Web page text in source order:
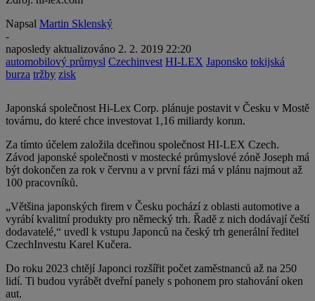
Napsal Martin Sklenský
-
naposledy aktualizováno 2. 2. 2019 22:20
automobilový průmysl Czechinvest HI-LEX Japonsko tokijská
burza tržby zisk
Japonská společnost Hi-Lex Corp. plánuje postavit v Česku v Mostě
továrnu, do které chce investovat 1,16 miliardy korun.
Za tímto účelem založila dceřinou společnost HI-LEX Czech.
Závod japonské společnosti v mostecké průmyslové zóně Joseph má
být dokončen za rok v červnu a v první fázi má v plánu najmout až
100 pracovníků.
„Většina japonských firem v Česku pochází z oblasti automotive a
vyrábí kvalitní produkty pro německý trh. Řadě z nich dodávají čeští
dodavatelé,“ uvedl k vstupu Japonců na český trh generální ředitel
CzechInvestu Karel Kučera.
Do roku 2023 chtějí Japonci rozšířit počet zaměstnanců až na 250
lidí. Ti budou vyrábět dveřní panely s pohonem pro stahování oken
aut.